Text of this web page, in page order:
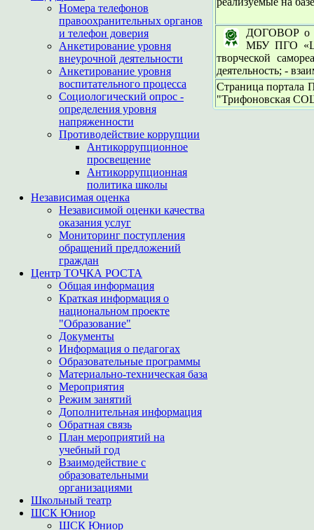
Номера телефонов
правоохранительных органов
и телефон доверия
Анкетирование уровня
внеурочной деятельности
Анкетирование уровня
воспитательного процесса
Социологический опрос -
определения уровня
напряженности
Противодействие коррупции
Антикоррупционное
просвещение
Антикоррупционная
политика школы
Независимая оценка
Независимой оценки качества
оказания услуг
Мониторинг поступления
обращений предложений
граждан
Центр ТОЧКА РОСТА
Общая информация
Краткая информация о
национальном проекте
"Образование"
Документы
Информация о педагогах
Образовательные программы
Материально-техническая база
Мероприятия
Режим занятий
Дополнительная информация
Обратная связь
План мероприятий на
учебный год
Взаимодействие с
образовательными
организациями
Школьный театр
ШСК Юниор
ШСК Юниор
ДОГОВОР о
МБУ ПГО
творческой
деятельность; -
Страница портала
"Трифоновская